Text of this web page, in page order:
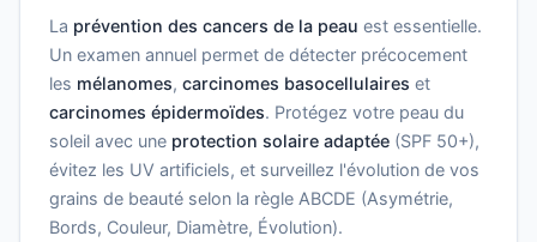
La prévention des cancers de la peau est essentielle.
Un examen annuel permet de détecter précocement
les mélanomes, carcinomes basocellulaires et
carcinomes épidermoïdes. Protégez votre peau du
soleil avec une protection solaire adaptée (SPF 50+),
évitez les UV artificiels, et surveillez l'évolution de vos
grains de beauté selon la règle ABCDE (Asymétrie,
Bords, Couleur, Diamètre, Évolution).